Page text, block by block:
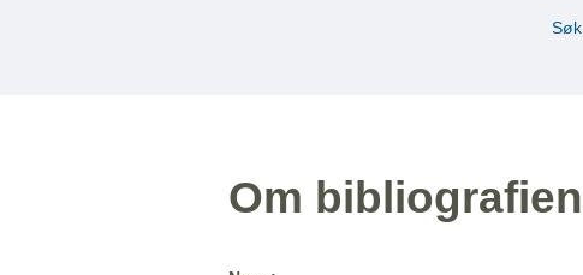
Søk
Om bibliografien